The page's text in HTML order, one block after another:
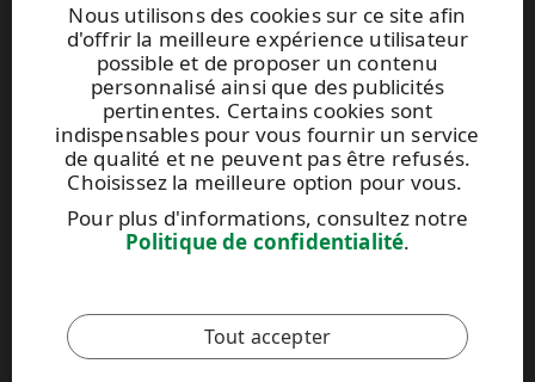
Nous utilisons des cookies sur ce site afin
d'offrir la meilleure expérience utilisateur
possible et de proposer un contenu
personnalisé ainsi que des publicités
pertinentes. Certains cookies sont
indispensables pour vous fournir un service
de qualité et ne peuvent pas être refusés.
Choisissez la meilleure option pour vous.
Pour plus d'informations, consultez notre
Politique de confidentialité.
Tout accepter
Sites Internet et contacts
UPM Raflatac Graphics Solutions
UPM Raflatac Office Products
UPM Raflatac Industrial Removables
Contacts
s'appliquent.